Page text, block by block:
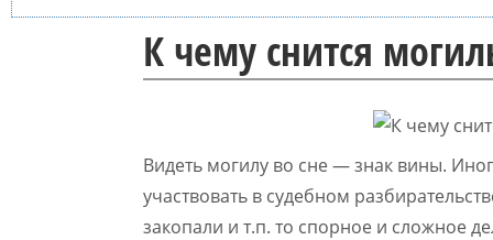
К чему снится
Видеть могилу во сне — знак вины.
участвовать в судебном
закопали и т.п. то спорное и сложное